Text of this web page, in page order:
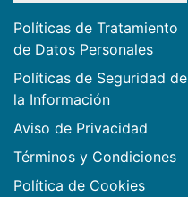
Políticas de Tratamiento
de Datos Personales
Políticas de Seguridad de
la Información
Aviso de Privacidad
Términos y Condiciones
Política de Cookies